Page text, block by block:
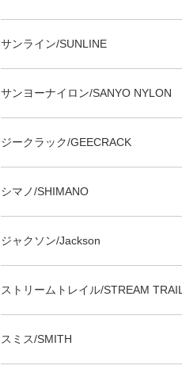
サンライン/SUNLINE
サンヨーナイロン/SANYO NYLON
ジークラック/GEECRACK
シマノ/SHIMANO
ジャクソン/Jackson
ストリームトレイル/STREAM TRAIL
スミス/SMITH